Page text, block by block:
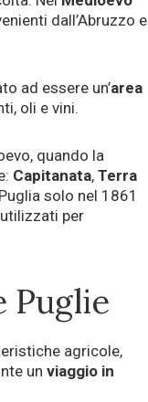
dall’Abruzzo e
ad essere un’area
oli e vini.
quando la
Capitanata, Terra
solo nel 1861
per
Puglie
agricole,
un viaggio in